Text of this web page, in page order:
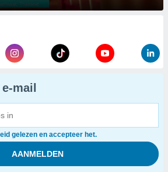
mail
gelezen en accepteer het.